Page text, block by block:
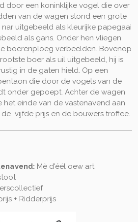
door een koninklijke vogel die over
van de wagen stond een grote
uitgebeeld als kleurijke papegaai
als gans. Onder hen vliegen
boerenploeg verbeelden. Bovenop
boer als uil uitgebeeld, hij is
in de gaten hield. Op een
die door de vogels van de
onder gepoept. Achter de wagen
het einde van de vastenavend aan
vijfde prijs en de bouwers troffee.
Mè d'éél oew art
+ Ridderprijs